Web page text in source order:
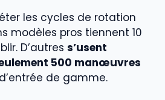
les cycles de rotation
modèles pros tiennent 10
D’autres s’usent
500 manœuvres
de gamme.